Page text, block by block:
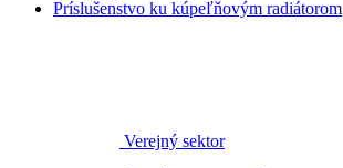
Príslušenstvo ku kúpeľňovým radiátorom
Verejný sektor